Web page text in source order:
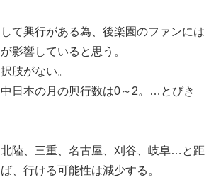
て興行がある為、後楽園のファンには
影響していると思う。
肢がない。
日本の月の興行数は0～2。…とびき
陸、三重、名古屋、刈谷、岐阜…と距
、行ける可能性は減少する。